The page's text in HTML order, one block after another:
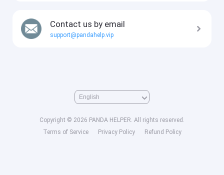
Contact us by email
support@pandahelp.vip
Copyright © 2026 PANDA HELPER. All rights reserved.
Terms of Service
Privacy Policy Refund Policy